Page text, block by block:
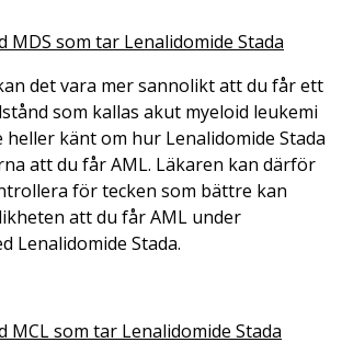
MDS som tar Lenalidomide Stada
det vara mer sannolikt att du får ett
som kallas akut myeloid leukemi
heller känt om hur Lenalidomide Stada
att du får AML. Läkaren kan därför
för tecken som bättre kan
att du får AML under
Lenalidomide Stada.
MCL som tar Lenalidomide Stada